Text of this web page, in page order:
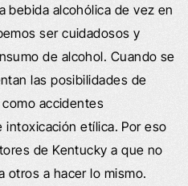
bebida alcohólica de vez en
ser cuidadosos y
de alcohol. Cuando se
las posibilidades de
accidentes
etílica. Por eso
de Kentucky a que no
otros a hacer lo mismo.